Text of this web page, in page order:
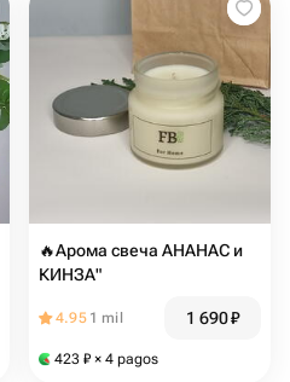
🔥Арома свеча АНАНАС и
КИНЗА"
4.95 1 mil 1 690₽
423 ₽ × 4 pagos